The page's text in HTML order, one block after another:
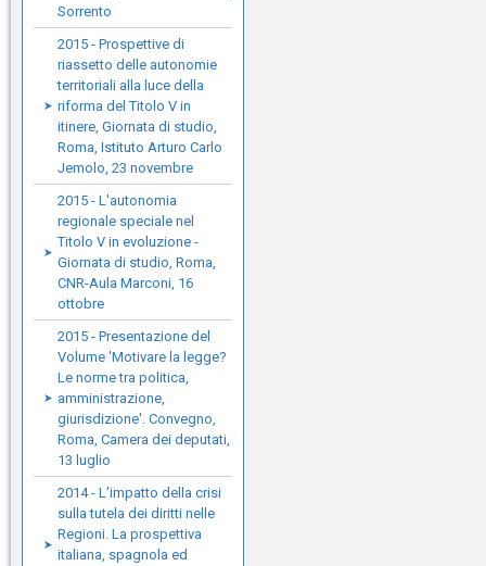
Sorrento
2015 - Prospettive di
riassetto delle autonomie
territoriali alla luce della
riforma del Titolo V in
itinere, Giornata di studio,
Roma, Istituto Arturo Carlo
Jemolo, 23 novembre
2015 - L'autonomia
regionale speciale nel
Titolo V in evoluzione -
Giornata di studio, Roma,
CNR-Aula Marconi, 16
ottobre
2015 - Presentazione del
Volume 'Motivare la legge?
Le norme tra politica,
amministrazione,
giurisdizione'. Convegno,
Roma, Camera dei deputati,
13 luglio
2014 - L'impatto della crisi
sulla tutela dei diritti nelle
Regioni. La prospettiva
italiana, spagnola ed